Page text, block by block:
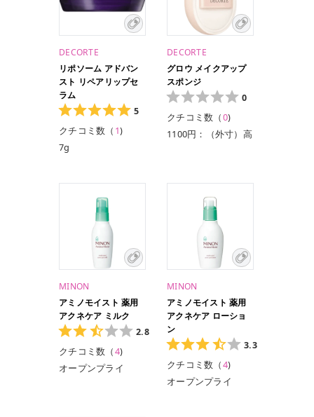
DECORTE
リポソーム アドバン
スト リペアリップセ
ラム
5
クチコミ数（ 1)
7g
DECORTE
グロウ メイクアップ
スポンジ
0
クチコミ数（0)
1100円：（外寸）高
MINON
アミノモイスト 薬用
アクネケア ミルク
2.8
クチコミ数（4)
オープンプライ
MINON
アミノモイスト 薬用
アクネケア ローショ
ン
3.3
クチコミ数（4)
オープンプライ